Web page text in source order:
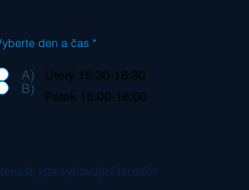
den a čas *
A)
B)
Úterý 15:30-16:30
Pátek 15:00-16:00
jste vyhovující termín?